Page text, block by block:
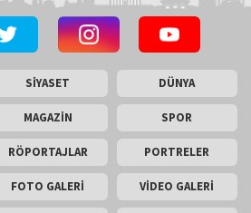
SİYASET DÜNYA
MAGAZİN SPOR
RÖPORTAJLAR PORTRELER
FOTO GALERİ VİDEO GALERİ